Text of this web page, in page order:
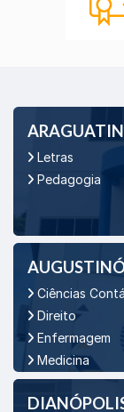
Letras
Pedagogia
Ciências
Direito
Enfermagem
Medicina